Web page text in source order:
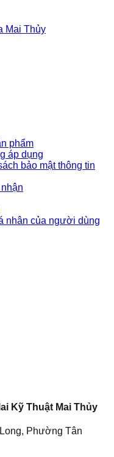
Mai Thủy
phẩm
áp dụng
bảo mật thông tin
nhân của người dùng
Kỹ Thuật Mai Thủy
Phường Tân